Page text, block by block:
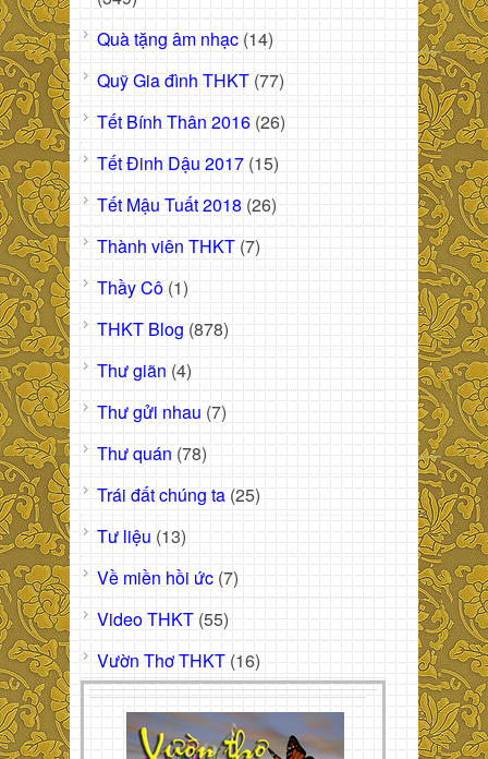
Quà tặng âm nhạc (14)
Quỹ Gia đình THKT (77)
Tết Bính Thân 2016 (26)
Tết Đinh Dậu 2017 (15)
Tết Mậu Tuất 2018 (26)
Thành viên THKT (7)
Thầy Cô (1)
THKT Blog (878)
Thư giãn (4)
Thư gửi nhau (7)
Thư quán (78)
Trái đất chúng ta (25)
Tư liệu (13)
Về miền hồi ức (7)
Video THKT (55)
Vườn Thơ THKT (16)